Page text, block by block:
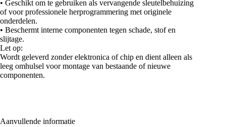
• Geschikt om te gebruiken als vervangende sleutelbehuizing
of voor professionele herprogrammering met originele
onderdelen.
• Beschermt interne componenten tegen schade, stof en
slijtage.
Let op:
Wordt geleverd zonder elektronica of chip en dient alleen als
leeg omhulsel voor montage van bestaande of nieuwe
componenten.
Aanvullende informatie